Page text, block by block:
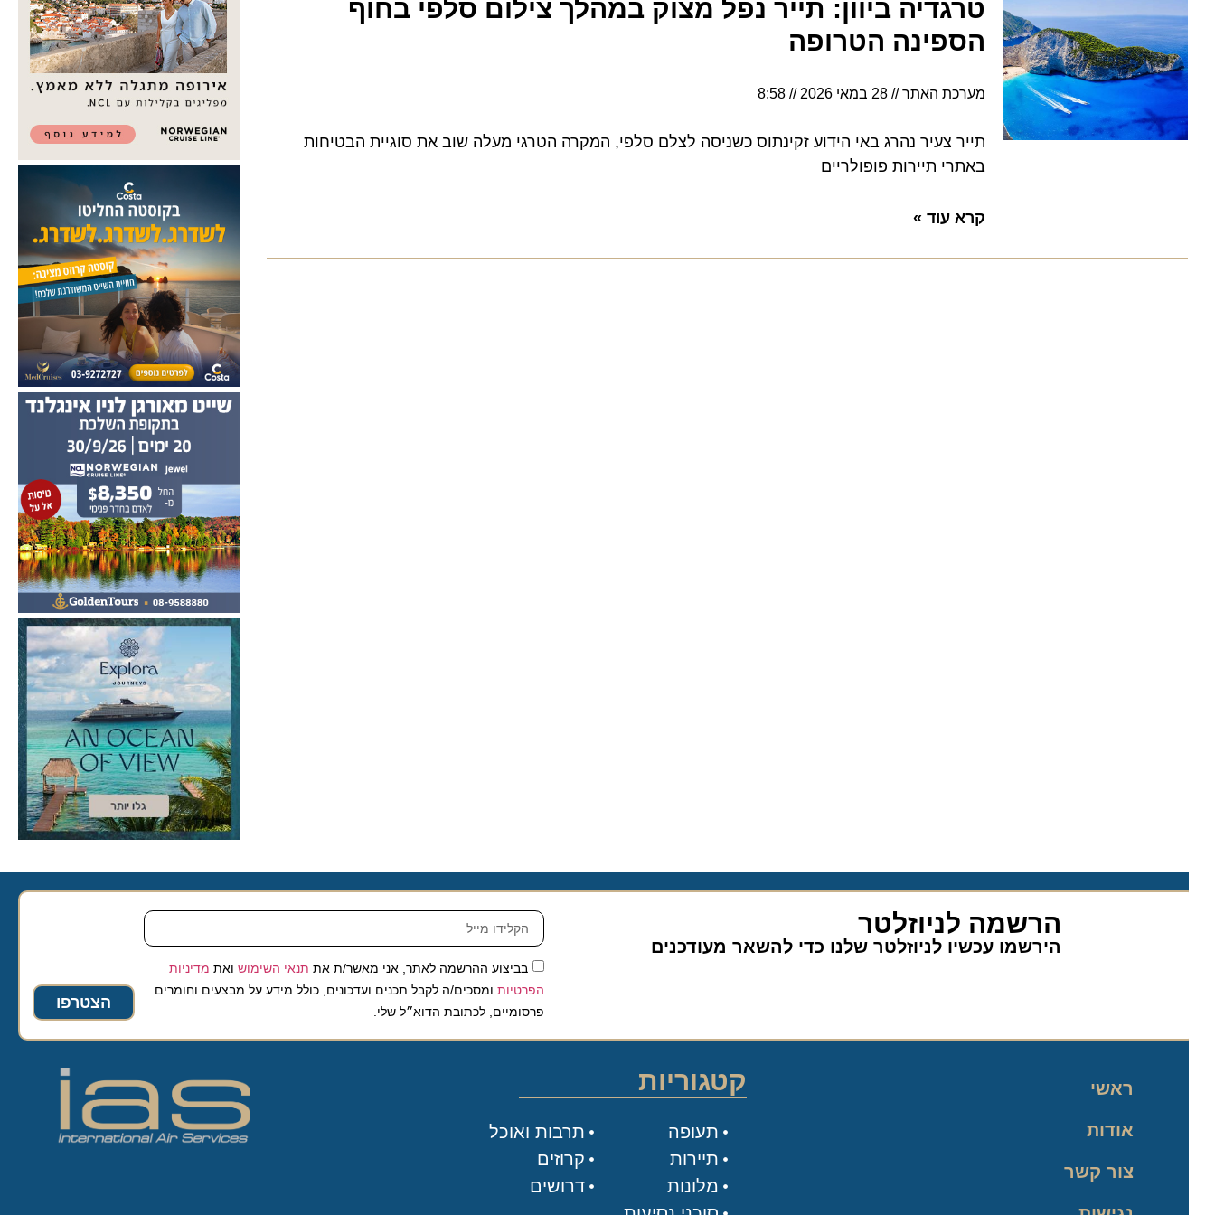
טרגדיה ביוון: תייר נפל מצוק במהלך צילום סלפי בחוף
הספינה הטרופה
מערכת האתר 28 במאי 2026 8:58
תייר צעיר נהרג באי הידוע זקינתוס כשניסה לצלם סלפי, המקרה הטרגי מעלה שוב את סוגיית הבטיחות
באתרי תיירות פופולריים
קרא עוד »
הרשמה לניוזלטר
הירשמו עכשיו לניוזלטר שלנו כדי להשאר מעודכנים
בביצוע ההרשמה לאתר, אני מאשר/ת אתתנאי השימושואת מדיניות
הפרטיותומסכים/ה לקבל תכנים ועדכונים, כולל מידע על מבצעים וחומרים
פרסומיים, לכתובת הדוא״ל שלי.
הצטרפו
ראשי
אודות
צור קשר
קטגוריות
תעופה
תיירות
מלונות
תרבות ואוכל
קרוזים
דרושים